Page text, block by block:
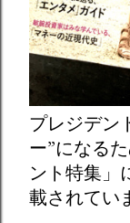
プレジデン
ー”になる
ント特集」
載されてい